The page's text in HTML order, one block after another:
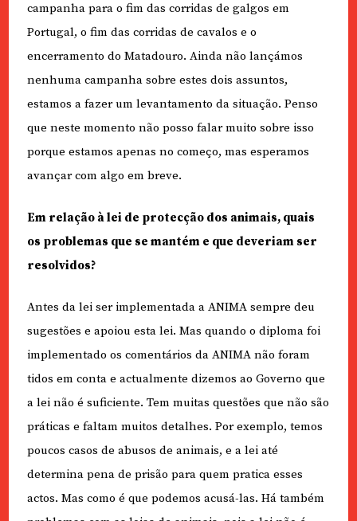
campanha para o fim das corridas de galgos em
Portugal, o fim das corridas de cavalos e o
encerramento do Matadouro. Ainda não lançámos
nenhuma campanha sobre estes dois assuntos,
estamos a fazer um levantamento da situação. Penso
que neste momento não posso falar muito sobre isso
porque estamos apenas no começo, mas esperamos
avançar com algo em breve.
Em relação à lei de protecção dos animais, quais
os problemas que se mantém e que deveriam ser
resolvidos?
Antes da lei ser implementada a ANIMA sempre deu
sugestões e apoiou esta lei. Mas quando o diploma foi
implementado os comentários da ANIMA não foram
tidos em conta e actualmente dizemos ao Governo que
a lei não é suficiente. Tem muitas questões que não são
práticas e faltam muitos detalhes. Por exemplo, temos
poucos casos de abusos de animais, e a lei até
determina pena de prisão para quem pratica esses
actos. Mas como é que podemos acusá-las. Há também